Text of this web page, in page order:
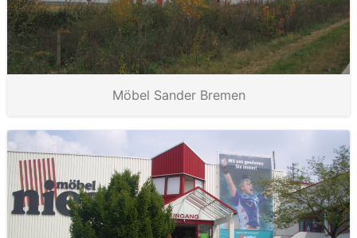
Möbel Sander Bremen